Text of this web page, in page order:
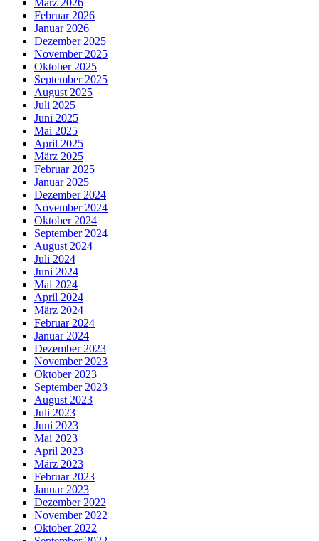
Februar 2026
Januar 2026
Dezember 2025
November 2025
Oktober 2025
September 2025
August 2025
Juli 2025
Juni 2025
Mai 2025
April 2025
März 2025
Februar 2025
Januar 2025
Dezember 2024
November 2024
Oktober 2024
September 2024
August 2024
Juli 2024
Juni 2024
Mai 2024
April 2024
März 2024
Februar 2024
Januar 2024
Dezember 2023
November 2023
Oktober 2023
September 2023
August 2023
Juli 2023
Juni 2023
Mai 2023
April 2023
März 2023
Februar 2023
Januar 2023
Dezember 2022
November 2022
Oktober 2022